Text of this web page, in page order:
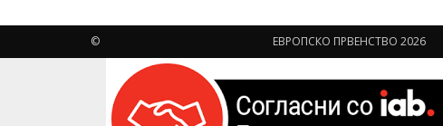
ЕВРОПСКО ПРВЕНСТВО 2026
©